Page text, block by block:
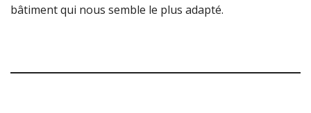
bâtiment qui nous semble le plus adapté.